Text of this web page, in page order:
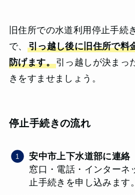
旧住所での水道利用停止手続
で、 引っ越し後に旧住所で料
防げます。引っ越しが決まっ
きをすませましょう。
停止手続きの流れ
安中市上下水道部に連絡
窓口・電話・インターネ
止手続きを申し込みます。